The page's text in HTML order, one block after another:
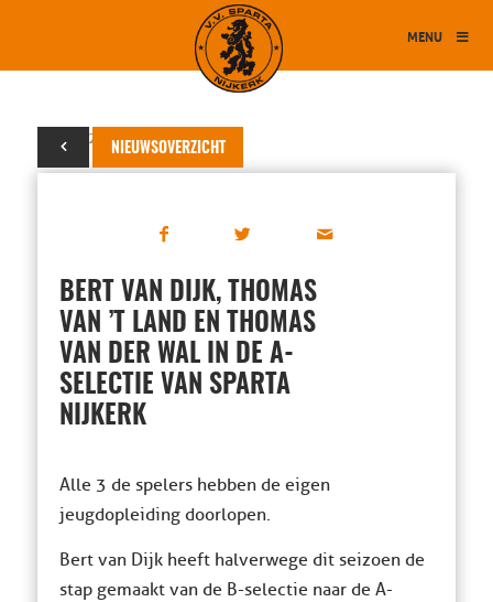
MENU
NIEUWSOVERZICHT
13 juni 2019
BERT VAN DIJK, THOMAS
VAN ’T LAND EN THOMAS
VAN DER WAL IN DE A-
SELECTIE VAN SPARTA
NIJKERK
Alle 3 de spelers hebben de eigen
jeugdopleiding doorlopen.
Bert van Dijk heeft halverwege dit seizoen de
stap gemaakt van de B-selectie naar de A-